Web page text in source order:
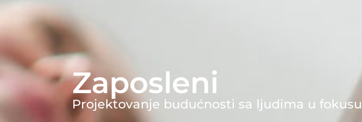
Zaposleni
Projektovanje budućnosti sa ljudima u fokusu